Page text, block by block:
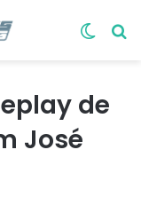
de
José